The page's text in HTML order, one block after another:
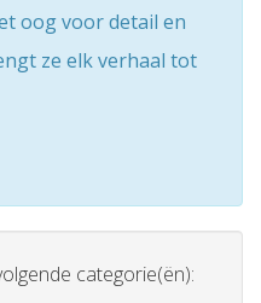
oog voor detail en
ze elk verhaal tot
categorie(ën):